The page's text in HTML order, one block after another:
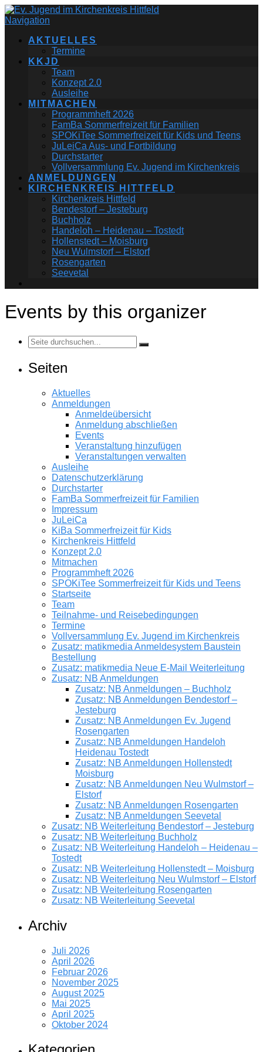
Navigation
AKTUELLES
Termine
KKJD
Team
Konzept 2.0
Ausleihe
MITMACHEN
Programmheft 2026
FamBa Sommerfreizeit für Familien
SPOKiTee Sommerfreizeit für Kids und Teens
JuLeiCa Aus- und Fortbildung
Durchstarter
Vollversammlung Ev. Jugend im Kirchenkreis
ANMELDUNGEN
KIRCHENKREIS HITTFELD
Kirchenkreis Hittfeld
Bendestorf – Jesteburg
Buchholz
Handeloh – Heidenau – Tostedt
Hollenstedt – Moisburg
Neu Wulmstorf – Elstorf
Rosengarten
Seevetal
Events by this organizer
Seiten
Aktuelles
Anmeldungen
Anmeldeübersicht
Anmeldung abschließen
Events
Veranstaltung hinzufügen
Veranstaltungen verwalten
Ausleihe
Datenschutzerklärung
Durchstarter
FamBa Sommerfreizeit für Familien
Impressum
JuLeiCa
KiBa Sommerfreizeit für Kids
Kirchenkreis Hittfeld
Konzept 2.0
Mitmachen
Programmheft 2026
SPOKiTee Sommerfreizeit für Kids und Teens
Startseite
Team
Teilnahme- und Reisebedingungen
Termine
Vollversammlung Ev. Jugend im Kirchenkreis
Zusatz: matikmedia Anmeldesystem Baustein
Bestellung
Zusatz: matikmedia Neue E-Mail Weiterleitung
Zusatz: NB Anmeldungen
Zusatz: NB Anmeldungen – Buchholz
Zusatz: NB Anmeldungen Bendestorf –
Jesteburg
Zusatz: NB Anmeldungen Ev. Jugend
Rosengarten
Zusatz: NB Anmeldungen Handeloh
Heidenau Tostedt
Zusatz: NB Anmeldungen Hollenstedt
Moisburg
Zusatz: NB Anmeldungen Neu Wulmstorf –
Elstorf
Zusatz: NB Anmeldungen Rosengarten
Zusatz: NB Anmeldungen Seevetal
Zusatz: NB Weiterleitung Bendestorf – Jesteburg
Zusatz: NB Weiterleitung Buchholz
Zusatz: NB Weiterleitung Handeloh – Heidenau –
Tostedt
Zusatz: NB Weiterleitung Hollenstedt – Moisburg
Zusatz: NB Weiterleitung Neu Wulmstorf – Elstorf
Zusatz: NB Weiterleitung Rosengarten
Zusatz: NB Weiterleitung Seevetal
Archiv
Juli 2026
April 2026
Februar 2026
November 2025
August 2025
Mai 2025
April 2025
Oktober 2024